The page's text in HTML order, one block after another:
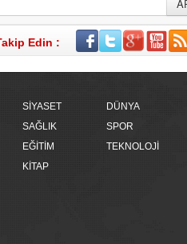
Edin :
SİYASET
DÜNYA
SAĞLIK
SPOR
EĞİTİM
TEKNOLOJİ
KİTAP